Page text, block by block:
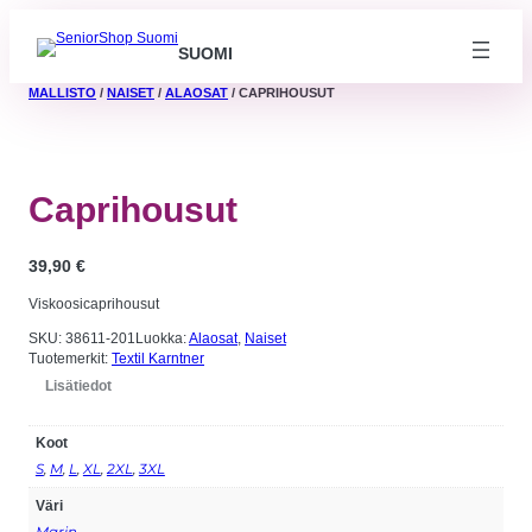
SUOMI
MALLISTO / NAISET / ALAOSAT / CAPRIHOUSUT
Caprihousut
39,90 €
Viskoosicaprihousut
SKU: 38611-201 Luokka:Alaosat, Naiset
Tuotemerkit: Textil Karntner
Lisätiedot
Koot
S, M, L, XL, 2XL, 3XL
Väri
Välttämättömät
Nämä evästeet
valinnaisia. Niitä
tarvitaan, jotta
sivusto voi